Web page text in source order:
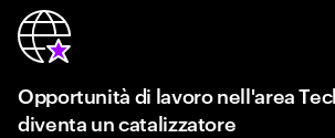
Opportunità di lavoro nell'area
diventa un catalizzatore